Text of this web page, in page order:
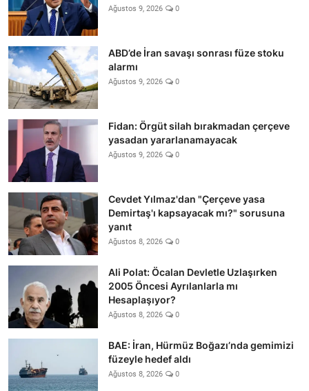
Ağustos 9, 2026 0
ABD’de İran savaşı sonrası füze stoku
alarmı
Ağustos 9, 2026 0
Fidan: Örgüt silah bırakmadan çerçeve
yasadan yararlanamayacak
Ağustos 9, 2026 0
Cevdet Yılmaz'dan "Çerçeve yasa
Demirtaş'ı kapsayacak mı?" sorusuna
yanıt
Ağustos 8, 2026 0
Ali Polat: Öcalan Devletle Uzlaşırken
2005 Öncesi Ayrılanlarla mı
Hesaplaşıyor?
Ağustos 8, 2026 0
BAE: İran, Hürmüz Boğazı’nda gemimizi
füzeyle hedef aldı
Ağustos 8, 2026 0